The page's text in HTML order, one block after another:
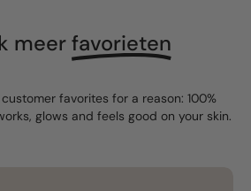
meerfavorieten
favorites for a reason: 100%
glows and feels good on your skin.